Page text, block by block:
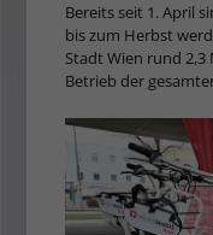
Bereits seit 1. April
bis zum Herbst
Stadt Wien rund
Betrieb der